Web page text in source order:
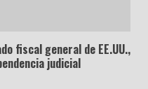
fiscal general de EE.UU.,
judicial